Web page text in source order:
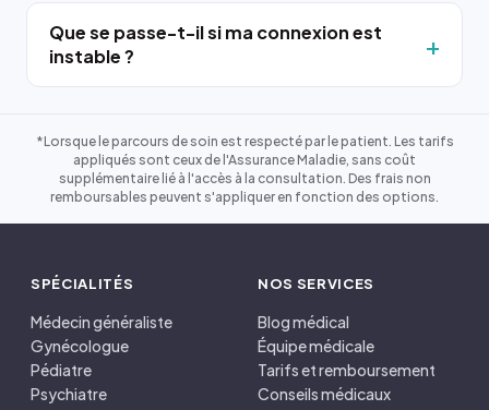
Que se passe-t-il si ma connexion est
instable ?
*Lorsque le parcours de soin est respecté par le patient. Les tarifs
appliqués sont ceux de l'Assurance Maladie, sans coût
supplémentaire lié à l'accès à la consultation. Des frais non
remboursables peuvent s'appliquer en fonction des options.
SPÉCIALITÉS
Médecin généraliste
Gynécologue
Pédiatre
Psychiatre
NOS SERVICES
Blog médical
Équipe médicale
Tarifs et remboursement
Conseils médicaux